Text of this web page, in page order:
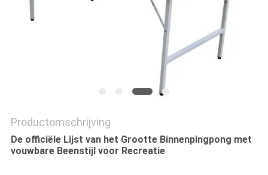
PRIVACY
Productomschrijving
De officiële Lijst van het Grootte Binnenpingpong met
vouwbare Beenstijl voor Recreatie